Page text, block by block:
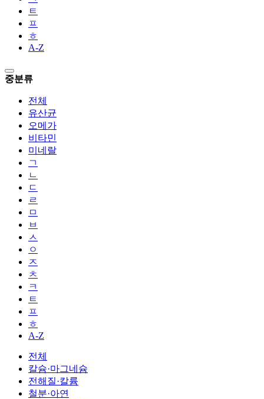
ㅌ
ㅍ
ㅎ
A-Z
중분류
전체
유산균
오메가
비타민
미네랄
ㄱ
ㄴ
ㄷ
ㄹ
ㅁ
ㅂ
ㅅ
ㅇ
ㅈ
ㅊ
ㅋ
ㅌ
ㅍ
ㅎ
A-Z
전체
칼슘·마그네슘
전해질·칼륨
철분·아연